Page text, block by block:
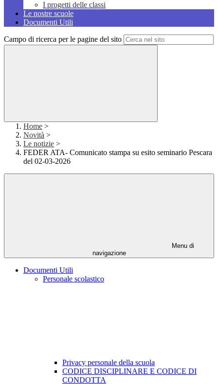
I progetti delle classi
Le nostre scuole
Documenti Utili
Campo di ricerca per le pagine del sito
Home >
Novità >
Le notizie >
FEDER ATA- Comunicato stampa su esito seminario Pescara
del 02-03-2026
Menu di
navigazione
Documenti Utili
Personale scolastico
Privacy personale della scuola
CODICE DISCIPLINARE E CODICE DI
CONDOTTA